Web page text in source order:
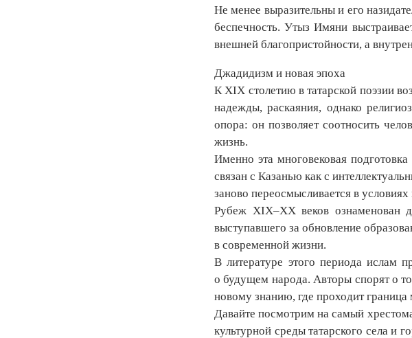
Не менее выразительны и его
беспечность. Утыз Имяни
внешней благопристойности, а
Джадидизм и новая эпоха
К XIX столетию в татарской поэзии
надежды, раскаяния, однако
опора: он позволяет соотносить
жизнь.
Именно эта многовековая
связан с Казанью как с
заново переосмысливается в
Рубеж XIX–XX веков ознаменован
выступавшего за обновление
в современной жизни.
В литературе этого периода ислам
о будущем народа. Авторы спорят о
новому знанию, где проходит
Давайте посмотрим на самый
культурной среды татарского села и